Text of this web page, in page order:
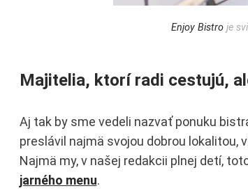
Enjoy Bistro je
Majitelia, ktorí radi cestujú,
Aj tak by sme vedeli nazvať ponuku
preslávil najmä svojou dobrou lokalitou,
Najmä my, v našej redakcii plnej detí,
jarného menu.